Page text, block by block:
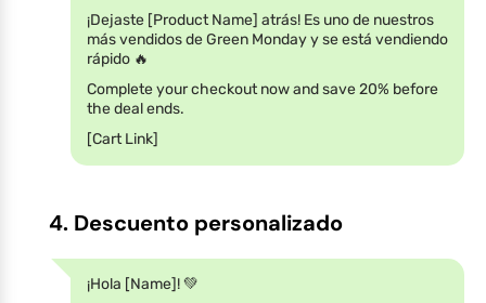
¡Dejaste [Product Name] atrás! Es uno de nuestros
más vendidos de Green Monday y se está vendiendo
rápido 🔥
Complete your checkout now and save 20% before
the deal ends.
[Cart Link]
4. Descuento personalizado
¡Hola [Name]! 💚